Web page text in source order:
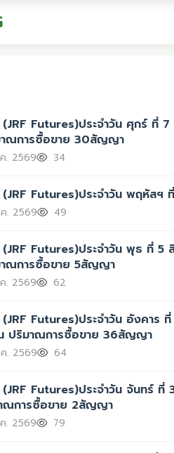
(JRF Futures)ประจำวัน ศุกร์ ที่
าณการซื้อขาย 30สัญญา
. 2569 34
(JRF Futures)ประจำวัน พฤหัสฯ
. 2569 49
(JRF Futures)ประจำวัน พุธ ที่
าณการซื้อขาย 5สัญญา
. 2569 62
(JRF Futures)ประจำวัน อังคา
น ปริมาณการซื้อขาย 36สัญญา
. 2569 64
(JRF Futures)ประจำวัน จันทร์
ณการซื้อขาย 2สัญญา
. 2569 79